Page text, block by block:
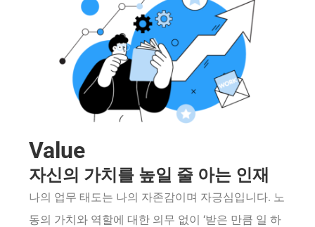
Value
자신의 가치를 높일 줄 아는 인재
나의 업무 태도는 나의 자존감이며 자긍심입니다. 노
동의 가치와 역할에 대한 의무 없이 ‘받은 만큼 일 하